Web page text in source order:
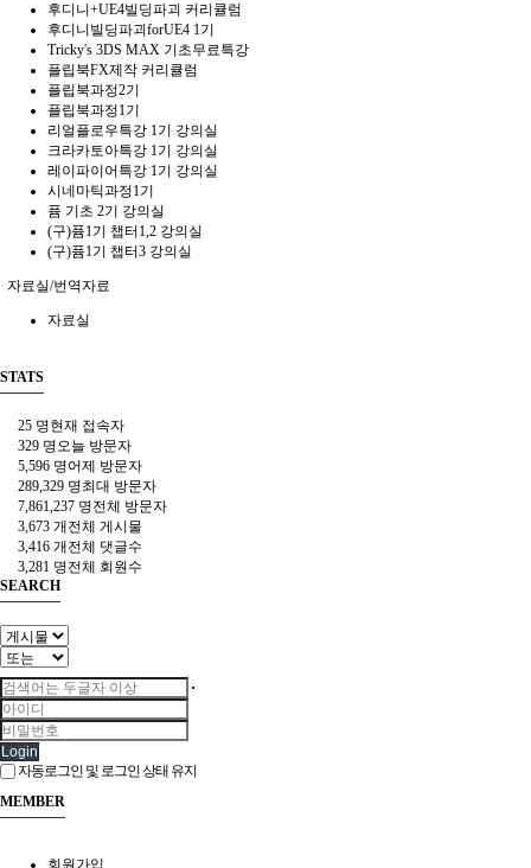
후디니+UE4빌딩파괴 커리큘럼
후디니빌딩파괴forUE4 1기
Tricky's 3DS MAX 기초무료특강
플립북FX제작 커리큘럼
플립북과정2기
플립북과정1기
리얼플로우특강 1기 강의실
크라카토아특강 1기 강의실
레이파이어특강 1기 강의실
시네마틱과정1기
퓸 기초 2기 강의실
(구)퓸1기 챕터1,2 강의실
(구)퓸1기 챕터3 강의실
자료실/번역자료
자료실
STATS
25 명현재 접속자
329 명오늘 방문자
5,596 명어제 방문자
289,329 명최대 방문자
7,861,237 명전체 방문자
3,673 개 전체 게시물
3,416 개 전체 댓글수
3,281 명전체 회원수
SEARCH
Login
자동로그인 및 로그인 상태 유지
MEMBER
회원가입